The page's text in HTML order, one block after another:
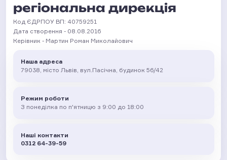
регіональна дирекція
Код ЄДРПОУ ВП: 40759251
Дата створення - 08.08.2016
Керівник - Мартин Роман Миколайович
Наша адреса
79038, місто Львів, вул.Пасічна, будинок 56/42
Режим роботи
З понеділка по п'ятницю з 9:00 до 18:00
Наші контакти
0312 64-39-59